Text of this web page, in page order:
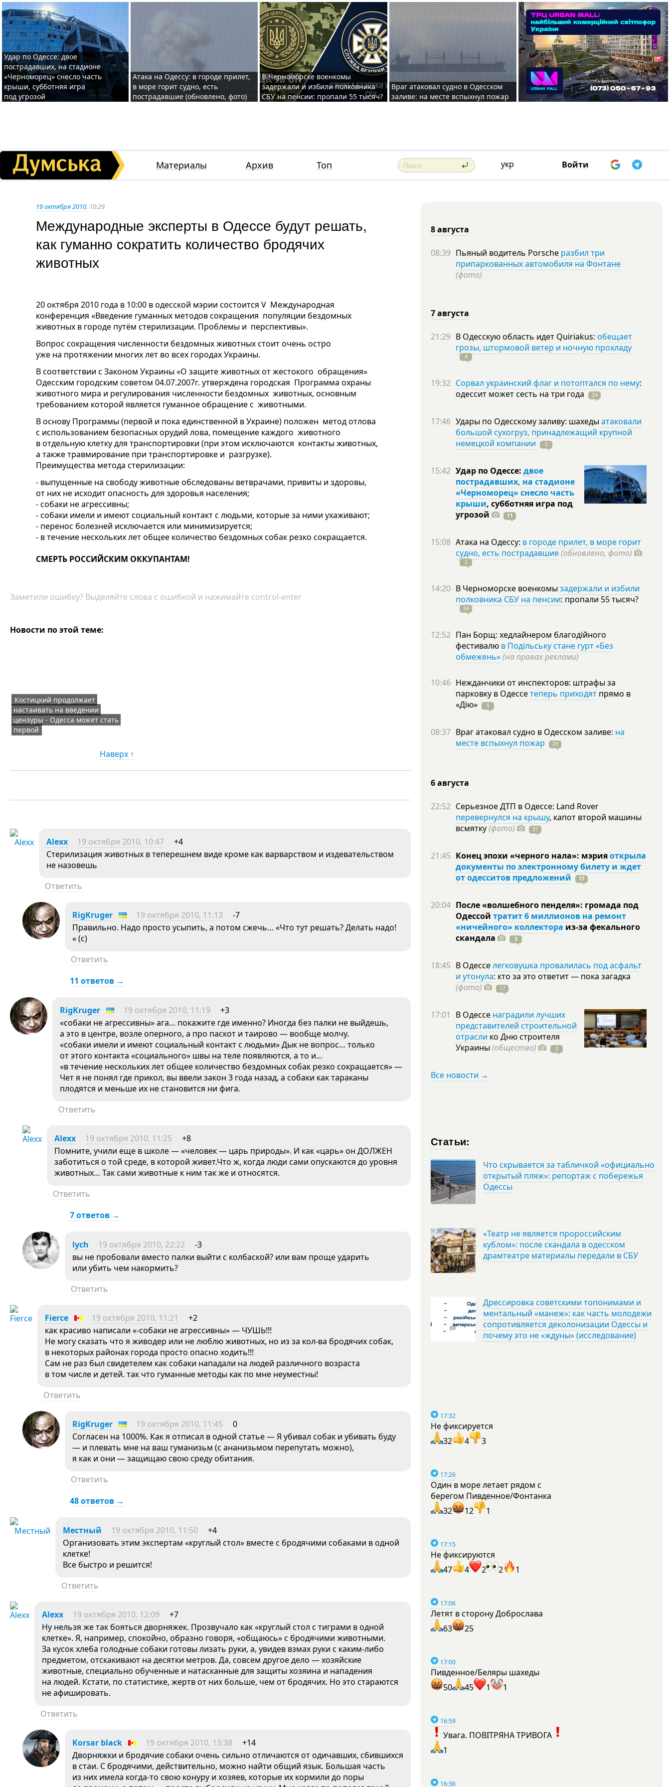
Удар по Одессе: двое
пострадавших, на стадионе
«Черноморец» снесло часть
крыши, субботняя игра
под угрозой
Атака на Одессу: в городе прилет,
в море горит судно, есть
пострадавшие (обновлено, фото)
В Черноморске военкомы
задержали и избили полковника
СБУ на пенсии: пропали 55 тысяч?
Враг атаковал судно в Одесском
заливе: на месте вспыхнул пожар
Материалы Архив Топ укр Войти
19 октября 2010, 10:29
Международные эксперты в Одессе будут решать,
как гуманно сократить количество бродячих
животных
20 октября 2010 года в 10:00 в одесской мэрии состоится V Международная
конференция «Введение гуманных методов сокращения популяции бездомных
животных в городе путём стерилизации. Проблемы и перспективы».
Вопрос сокращения численности бездомных животных стоит очень остро
уже на протяжении многих лет во всех городах Украины.
В соответствии с Законом Украины «О защите животных от жестокого обращения»
Одесским городским советом 04.07.2007г. утверждена городская Программа охраны
животного мира и регулирования численности бездомных животных, основным
требованием которой является гуманное обращение с животными.
В основу Программы (первой и пока единственной в Украине) положен метод отлова
с использованием безопасных орудий лова, помещение каждого животного
в отдельную клетку для транспортировки (при этом исключаются контакты животных,
а также травмирование при транспортировке и разгрузке).
Преимущества метода стерилизации:
- выпущенные на свободу животные обследованы ветврачами, привиты и здоровы,
от них не исходит опасность для здоровья населения;
- собаки не агрессивны;
- собаки имели и имеют социальный контакт с людьми, которые за ними ухаживают;
- перенос болезней исключается или минимизируется;
- в течение нескольких лет общее количество бездомных собак резко сокращается.
СМЕРТЬ РОССИЙСКИМ ОККУПАНТАМ!
Заметили ошибку? Выделяйте слова с ошибкой и нажимайте control-enter
Новости по этой теме:
Костицкий продолжает
настаивать на введении
цензуры - Одесса может стать
первой
Наверх ↑
Alexx 19 октября 2010, 10:47
+4
Стерилизация животных в теперешнем виде кроме как варварством и издевательством
не назовешь
Ответить
RigKruger 19 октября 2010, 11:13
-7
Правильно. Надо просто усыпить, а потом сжечь… «Что тут решать? Делать надо!
« (с)
Ответить
11 ответов →
RigKruger 19 октября 2010, 11:19
+3
«собаки не агрессивны» ага… покажите где именно? Иногда без палки не выйдешь,
а это в центре, возле оперного, а про паскот и таирово — вообще молчу.
«собаки имели и имеют социальный контакт с людьми» Дык не вопрос… только
от этого контакта «социального» швы на теле появляются, а то и…
«в течение нескольких лет общее количество бездомных собак резко сокращается» —
Чет я не понял где прикол, вы ввели закон 3 года назад, а собаки как тараканы
плодятся и меньше их не становится ни фига.
Ответить
Alexx 19 октября 2010, 11:25
+8
Помните, учили еще в школе — «человек — царь природы». И как «царь» он ДОЛЖЕН
заботиться о той среде, в которой живет.Что ж, когда люди сами опускаются до уровня
животных… Так сами животные к ним так же и относятся.
Ответить
7 ответов →
lych 19 октября 2010, 22:22
-3
вы не пробовали вместо палки выйти с колбаской? или вам проще ударить
или убить чем накормить?
Ответить
Fierce 19 октября 2010, 11:21
+2
как красиво написали «-собаки не агрессивны» — ЧУШЬ!!!
Не могу сказать что я живодер или не люблю животных, но из за кол-ва бродячих собак,
в некоторых районах города просто опасно ходить!!!
Сам не раз был свидетелем как собаки нападали на людей различного возраста
в том числе и детей. так что гуманные методы как по мне неуместны!
Ответить
RigKruger 19 октября 2010, 11:45
0
Согласен на 1000%. Как я отписал в одной статье — Я убивал собак и убивать буду
— и плевать мне на ваш гуманизьм (с ананизьмом перепутать можно),
я как и они — защищаю свою среду обитания.
Ответить
48 ответов →
Местный 19 октября 2010, 11:50
+4
Организовать этим экспертам «круглый стол» вместе с бродячими собаками в одной
клетке!
Все быстро и решится!
Ответить
Alexx 19 октября 2010, 12:09
+7
Ну нельзя же так бояться дворняжек. Прозвучало как «круглый стол с тиграми в одной
клетке». Я, например, спокойно, образно говоря, «общаюсь» с бродячими животными.
За кусок хлеба голодные собаки готовы лизать руки, а, увидев взмах руки с каким-либо
предметом, отскакивают на десятки метров. Да, совсем другое дело — хозяйские
животные, специально обученные и натасканные для защиты хозяина и нападения
на людей. Кстати, по статистике, жертв от них больше, чем от бродячих. Но это стараются
не афишировать.
Ответить
Korsar black 19 октября 2010, 13:38
+14
Дворняжки и бродячие собаки очень сильно отличаются от одичавших, сбившихся
в стаи. С бродячими, действительно, можно найти общий язык. Большая часть
из них имела когда-то свою конуру и хозяев, которые их кормили до поры
8 августа
08:39 Пьяный водитель Porsche разбил три
припаркованных автомобиля на Фонтане
(фото)
7 августа
21:29 В Одесскую область идет Quiriakus: обещает
грозы, штормовой ветер и ночную прохладу
4
19:32 Сорвал украинский флаг и потоптался по нему:
одессит может сесть на три года 24
17:46 Удары по Одесскому заливу: шахеды атаковали
большой сухогруз, принадлежащий крупной
немецкой компании
5
15:42 Удар по Одессе: двое
пострадавших, на стадионе
«Черноморец» снесло часть
крыши, субботняя игра под
угрозой
11
15:08 Атака на Одессу: в городе прилет, в море горит
судно, есть пострадавшие(обновлено, фото)
2
14:20 В Черноморске военкомы задержали и избили
полковника СБУ на пенсии: пропали 55тысяч?
34
12:52 Пан Борщ: хедлайнером благодійного
фестивалю в Подільську стане гурт «Без
обмежень»(на правах реклами)
10:46 Нежданчики от инспекторов: штрафы за
парковку в Одессетеперь приходят прямо в
«Дію»
5
08:37 Враг атаковал судно в Одесском заливе: на
месте вспыхнул пожар
20
6 августа
22:52 Серьезное ДТП в Одессе: Land Rover
перевернулся на крышу, капот второй машины
всмятку(фото) 37
21:45 Конец эпохи «черного нала»: мэрияоткрыла
документы по электронному билету и ждет
от одесситов предложений
17
20:04 После «волшебного пенделя»: громада под
Одессой тратит 6 миллионов на ремонт
«ничейного» коллектора из-за фекального
скандала
3
18:45 В Одесселегковушка провалилась под асфальт
и утонула: кто за это ответит — пока загадка
(фото)
17
17:01 В Одессе наградили лучших
представителей строительной
отрасли ко Дню строителя
Украины (общество) 3
Все новости →
Статьи:
Что скрывается за табличкой «официально
открытый пляж»: репортаж с побережья
Одессы
«Театр не является пророссийским
кублом»: после скандала в одесском
драмтеатре материалы передали в СБУ
Дрессировка советскими топонимами и
ментальный «манеж»: как часть молодежи
сопротивляется деколонизации Одессы и
почему это не «ждуны» (исследование)
17:32
Не фиксируется
32
4 3
17:26
Один в море летает рядом с
берегом Пивденное/Фонтанка
32
12 1
17:15
Не фиксируются
47
4 2 2 1
17:06
Летят в сторону Доброслава
63
25
17:00
Пивденное/Беляры шахеды
50
45 1 1
16:59
Увага. ПОВІТРЯНА ТРИВОГА
1
16:36